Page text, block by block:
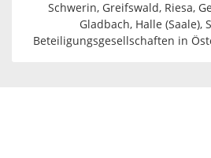
Schwerin, Greifswald, Riesa,
Gladbach, Halle (Saale),
Beteiligungsgesellschaften in